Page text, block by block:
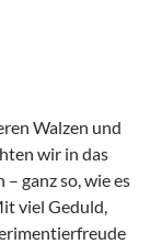
Walzen und
wir in das
ganz so, wie es
viel Geduld,